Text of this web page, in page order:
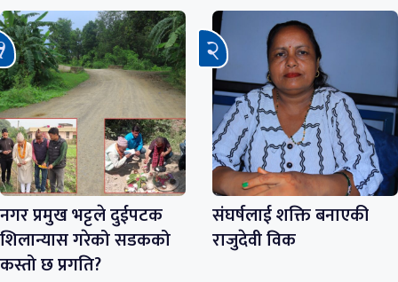
नगर प्रमुख भट्टले दुईपटक
शिलान्यास गरेको सडकको
कस्तो छ प्रगति?
संघर्षलाई शक्ति बनाएकी
राजुदेवी विक